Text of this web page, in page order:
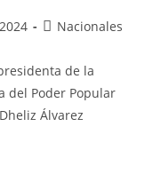
Nacionales
de la
del Poder Popular
Álvarez